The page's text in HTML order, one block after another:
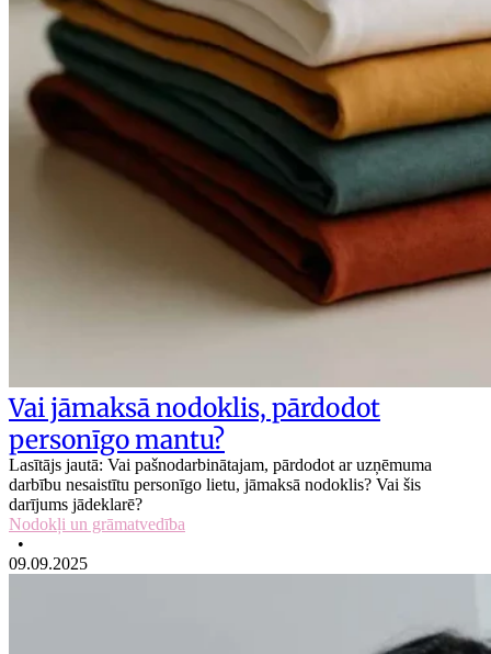
Vai jāmaksā nodoklis, pārdodot
personīgo mantu?
Lasītājs jautā: Vai pašnodarbinātajam, pārdodot ar uzņēmuma
darbību nesaistītu personīgo lietu, jāmaksā nodoklis? Vai šis
darījums jādeklarē?
Nodokļi un grāmatvedība
•
09.09.2025